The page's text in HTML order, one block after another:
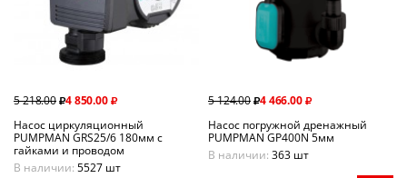
5 218.00 4 850.00
Насос циркуляционный
PUMPMAN GRS25/6 180мм с
гайками и проводом
В наличии: 5527 шт
5 124.00 4 466.00
Насос погружной дренажный
PUMPMAN GP400N 5мм
В наличии: 363 шт